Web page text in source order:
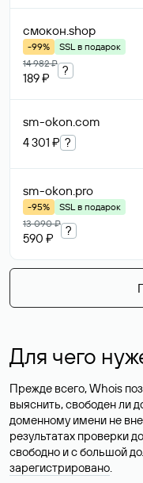
смокон.shop
-99%
SSL в подарок
14 982 ₽
189 ₽
?
sm-okon.com
4 301 ₽ ?
sm-okon.pro
-95%
SSL в подарок
13 090 ₽
590 ₽
?
Для чего
Прежде всего, Whois
выяснить, свободен ли
доменному имени не
результатах проверки
свободно и с большой
зарегистрировано.